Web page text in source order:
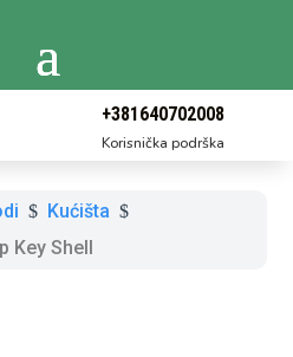
+381640702008
Korisnička podrška
$ Kućišta $
Key Shell